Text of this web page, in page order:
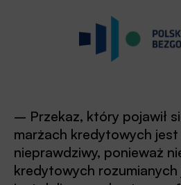
– Przekaz, który pojawił
marżach kredytowych
nieprawdziwy, ponieważ
kredytowych